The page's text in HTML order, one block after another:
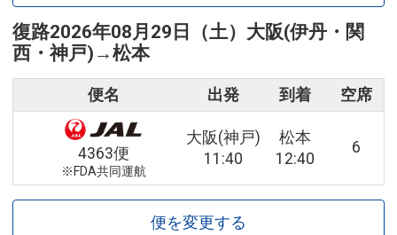
復路2026年08月29日（土） 大阪(伊丹・関
西・神戸) →松本
便名 出発 到着 空席
4363便
※FDA共同運航
大阪(神戸)
11:40
松本
12:40
6
便を変更する